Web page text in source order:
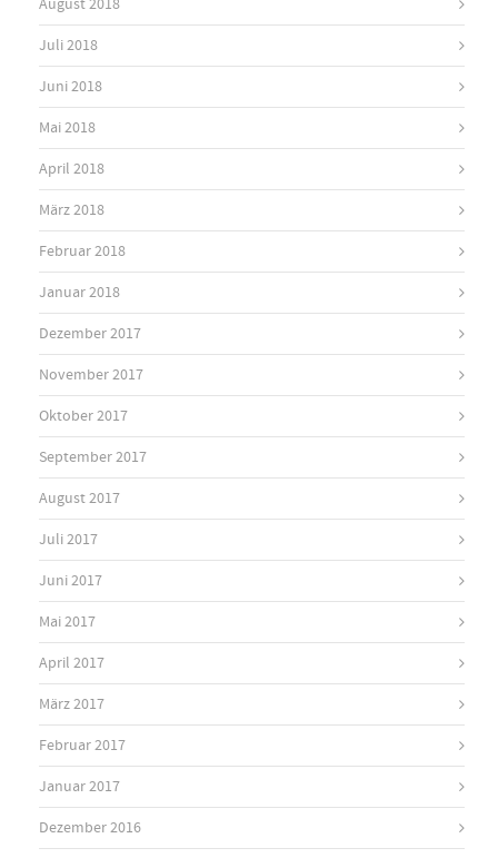
August 2018
Juli 2018
Juni 2018
Mai 2018
April 2018
März 2018
Februar 2018
Januar 2018
Dezember 2017
November 2017
Oktober 2017
September 2017
August 2017
Juli 2017
Juni 2017
Mai 2017
April 2017
März 2017
Februar 2017
Januar 2017
Dezember 2016